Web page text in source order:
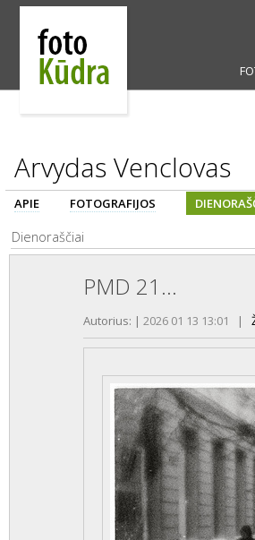
Arvydas Venclovas
APIE FOTOGRAFIJOS
Dienoraščiai
PMD 21...
Autorius: | 2026 01 13 13:01 |